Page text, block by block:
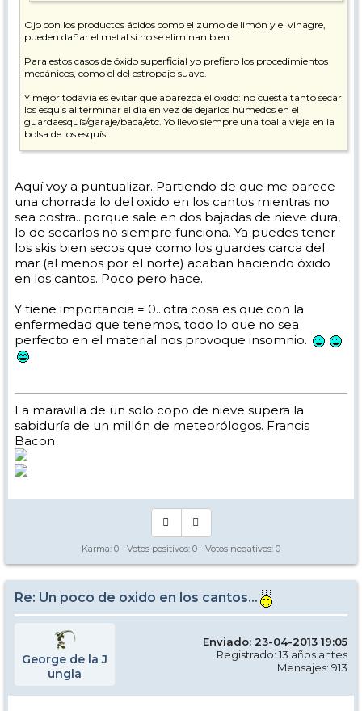
Ojo con los productos ácidos como el zumo de limón y el vinagre,
pueden dañar el metal si no se eliminan bien.
Para estos casos de óxido superficial yo prefiero los procedimientos
mecánicos, como el del estropajo suave.
Y mejor todavía es evitar que aparezca el óxido: no cuesta tanto secar
los esquís al terminar el día en vez de dejarlos húmedos en el
guardaesquís/garaje/baca/etc. Yo llevo siempre una toalla vieja en la
bolsa de los esquís.
Aquí voy a puntualizar. Partiendo de que me parece
una chorrada lo del oxido en los cantos mientras no
sea costra...porque sale en dos bajadas de nieve dura,
lo de secarlos no siempre funciona. Ya puedes tener
los skis bien secos que como los guardes carca del
mar (al menos por el norte) acaban haciendo óxido
en los cantos. Poco pero hace.
Y tiene importancia = 0...otra cosa es que con la
enfermedad que tenemos, todo lo que no sea
perfecto en el material nos provoque insomnio.
La maravilla de un solo copo de nieve supera la
sabiduría de un millón de meteorólogos. Francis
Bacon
Karma: 0 - Votos positivos: 0 - Votos negativos: 0
Re: Un poco de oxido en los cantos...
George de la J
ungla
Enviado: 23-04-2013 19:05
Registrado: 13 años antes
Mensajes: 913